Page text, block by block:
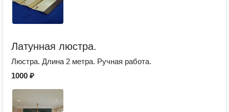
Латунная люстра.
Люстра. Длина 2 метра. Ручная работа.
1000 ₽